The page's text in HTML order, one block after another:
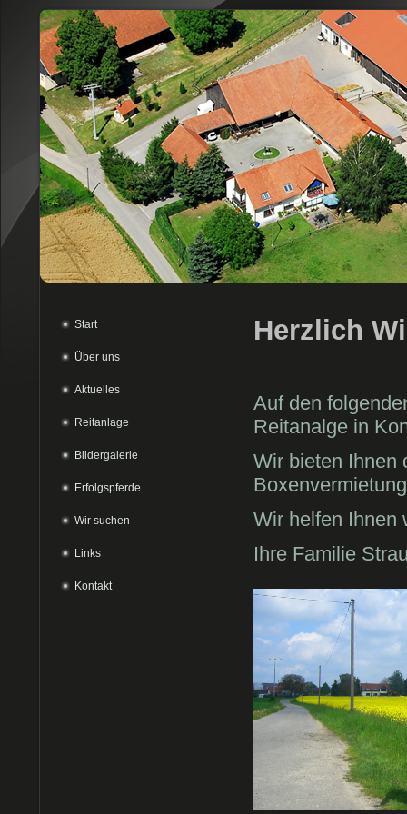
Start
Über uns
Aktuelles
Reitanlage
Bildergalerie
Erfolgspferde
Wir suchen
Links
Kontakt
Herzlich
Auf den
Reitanalge in
Wir bieten Ihnen
Wir helfen Ihnen
Ihre Familie